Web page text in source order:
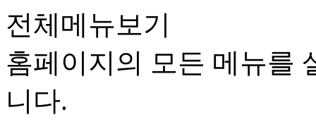
전체메뉴보기
홈페이지의 모든 메뉴를
니다.